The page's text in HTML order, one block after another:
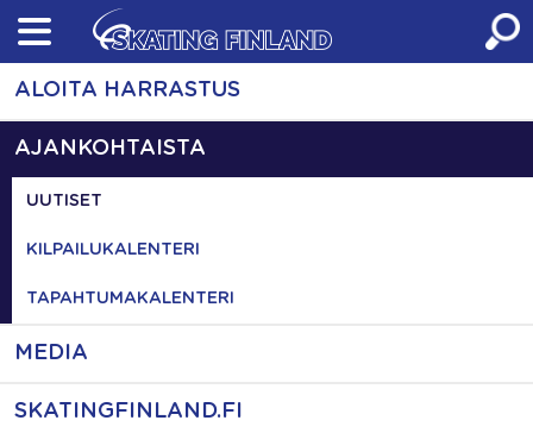
Skip
content
ALOITA HARRASTUS
AJANKOHTAISTA
UUTISET
KILPAILUKALENTERI
TAPAHTUMAKALENTERI
MEDIA
SKATINGFINLAND.FI